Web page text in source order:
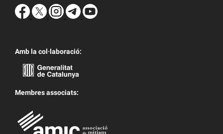
Amb la col·laboració:
Membres associats: